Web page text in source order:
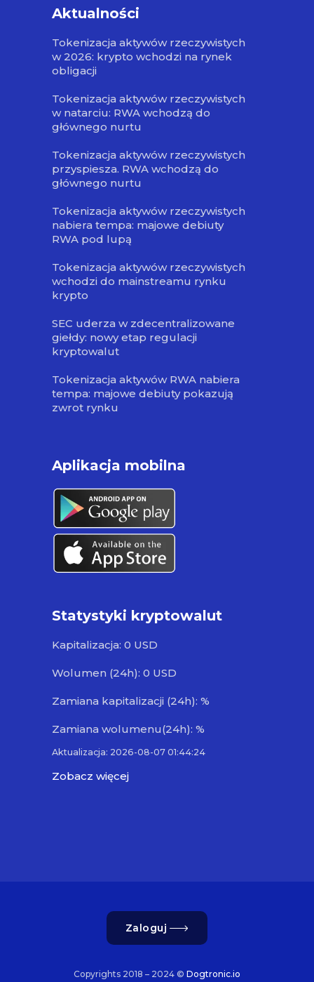
Aktualności
Tokenizacja aktywów rzeczywistych
w 2026: krypto wchodzi na rynek
obligacji
Tokenizacja aktywów rzeczywistych
w natarciu: RWA wchodzą do
głównego nurtu
Tokenizacja aktywów rzeczywistych
przyspiesza. RWA wchodzą do
głównego nurtu
Tokenizacja aktywów rzeczywistych
nabiera tempa: majowe debiuty
RWA pod lupą
Tokenizacja aktywów rzeczywistych
wchodzi do mainstreamu rynku
krypto
SEC uderza w zdecentralizowane
giełdy: nowy etap regulacji
kryptowalut
Tokenizacja aktywów RWA nabiera
tempa: majowe debiuty pokazują
zwrot rynku
Aplikacja mobilna
Statystyki kryptowalut
Kapitalizacja: 0 USD
Wolumen (24h): 0 USD
Zamiana kapitalizacji (24h): %
Zamiana wolumenu(24h): %
Aktualizacja: 2026-08-07 01:44:24
Zobacz więcej
Zaloguj
Copyrights 2018 – 2024 © Dogtronic.io